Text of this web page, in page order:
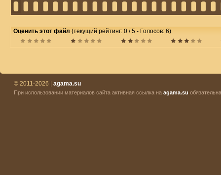
Оценить этот файл (текущий рейтинг: 0 / 5 - Голосов: 6)
© 2011-2026 | agama.su
При использовании материалов сайта активная ссылка на agama.su